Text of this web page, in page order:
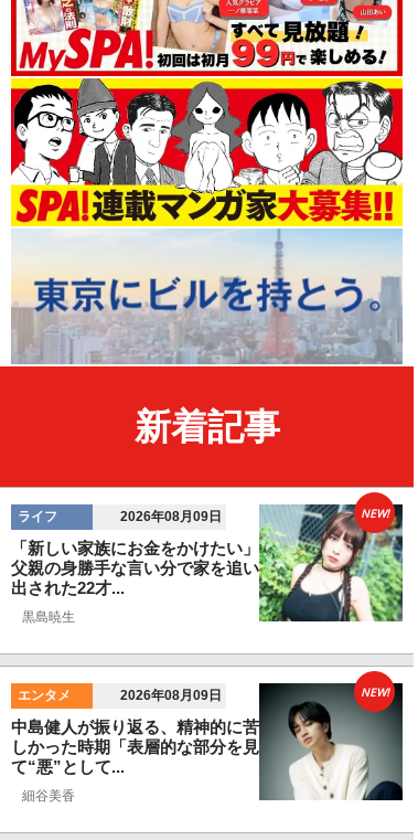
新着記事
ライフ 2026年08月09日
「新しい家族にお金をかけたい」
父親の身勝手な言い分で家を追い
出された22才...
黒島暁生
NEW!
エンタメ 2026年08月09日
中島健人が振り返る、精神的に苦
しかった時期「表層的な部分を見
て“悪”として...
細谷美香
NEW!